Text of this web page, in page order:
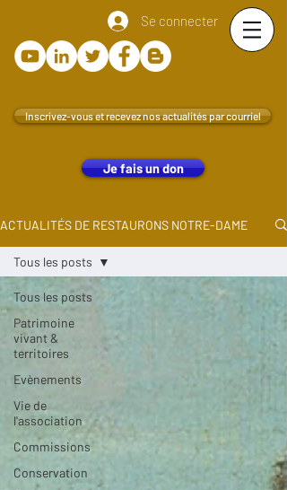
Se connecter
Inscrivez-vous et recevez nos actualités par courriel
Je fais un don
ACTUALITÉS DE RESTAURONS NOTRE-DAME
Tous les posts
Patrimoine
vivant &
territoires
Evènements
Vie de
l'association
Commissions
Conservation
Tous les posts